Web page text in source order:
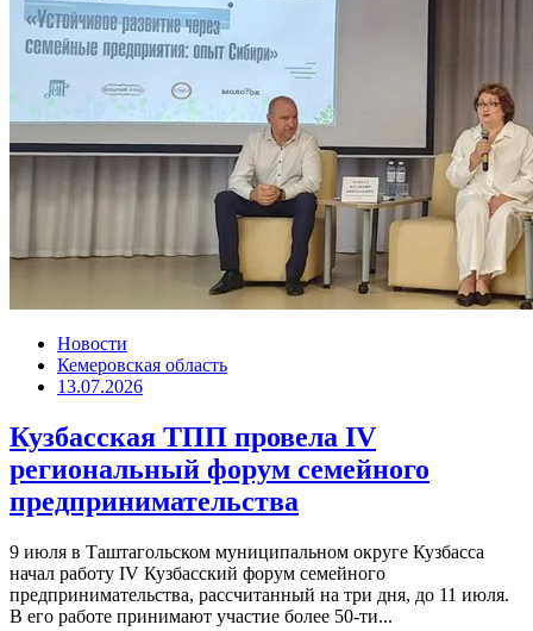
Новости
Кемеровская область
13.07.2026
Кузбасская ТПП провела IV
региональный форум семейного
предпринимательства
9 июля в Таштагольском муниципальном округе Кузбасса
начал работу IV Кузбасский форум семейного
предпринимательства, рассчитанный на три дня, до 11 июля.
В его работе принимают участие более 50-ти...